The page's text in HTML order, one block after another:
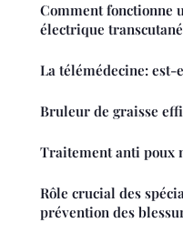
Comment fonctionne
électrique
La télémédecine: est-
Bruleur de graisse
Traitement anti poux
Rôle crucial des
prévention des